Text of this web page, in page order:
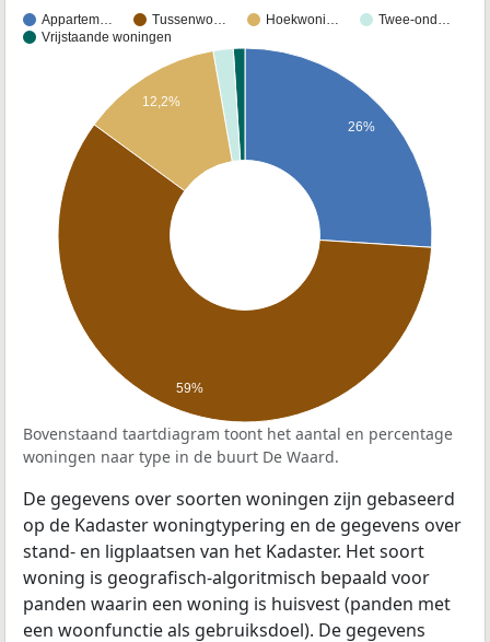
Appartem… Tussenwo… Hoekwoni…
Twee-ond…
Vrijstaande woningen
26%
12,2%
59%
Bovenstaand taartdiagram toont het aantal en percentage
woningen naar type in de buurt De Waard.
De gegevens over soorten woningen zijn gebaseerd
op de Kadaster woningtypering en de gegevens over
stand- en ligplaatsen van het Kadaster. Het soort
woning is geografisch-algoritmisch bepaald voor
panden waarin een woning is huisvest (panden met
een woonfunctie als gebruiksdoel). De gegevens